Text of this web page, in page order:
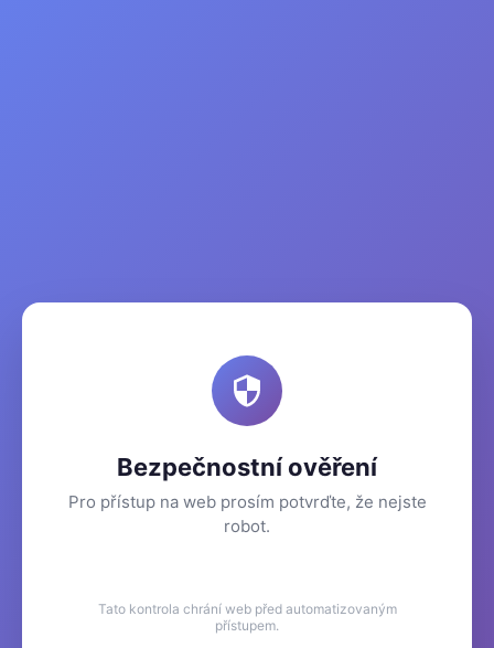
Bezpečnostní ověření
Pro přístup na web prosím potvrďte, že nejste
robot.
Tato kontrola chrání web před automatizovaným
přístupem.